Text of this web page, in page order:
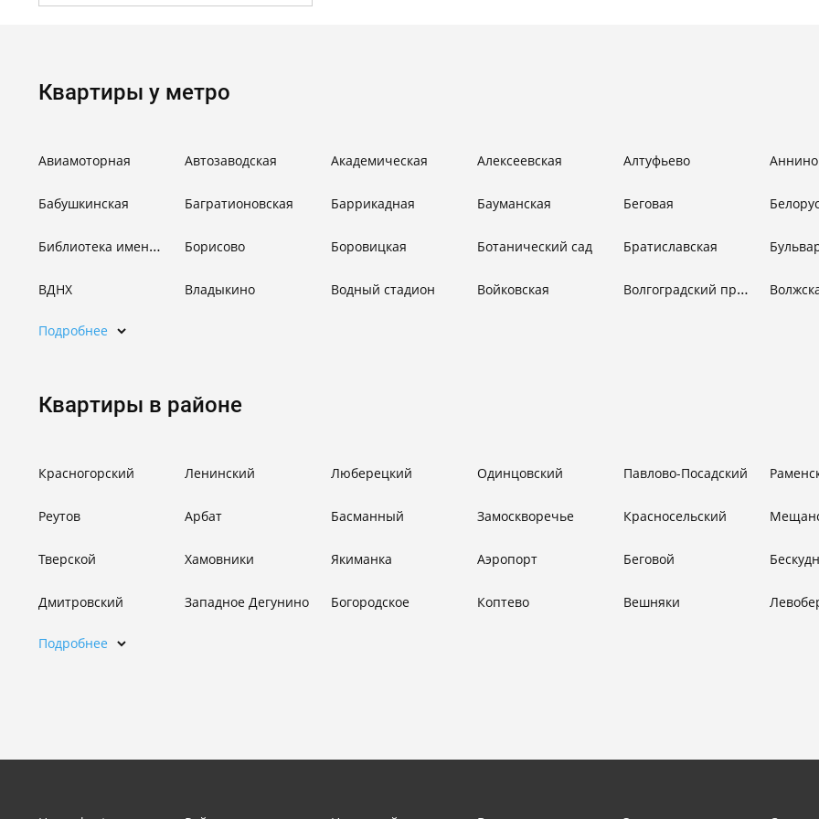
Квартиры у метро
Авиамоторная Автозаводская Академическая Алексеевская Алтуфьево Аннино
Бабушкинская Багратионовская Баррикадная Бауманская Беговая
Библиотека имени Ленина Борисово Боровицкая Ботанический сад Братиславская
ВДНХ Владыкино Водный стадион Войковская Волгоградский проспект
Подробнее
Квартиры в районе
Красногорский Ленинский Люберецкий Одинцовский Павлово-Посадский
Реутов Арбат Басманный Замоскворечье Красносельский
Тверской Хамовники Якиманка Аэропорт Беговой
Дмитровский Западное Дегунино Богородское Коптево Вешняки
Подробнее